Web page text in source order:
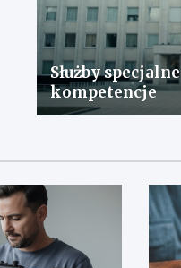
Służby
kompetencje